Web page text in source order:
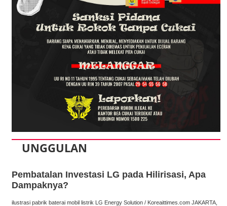
UNGGULAN
Pembatalan Investasi LG pada Hilirisasi, Apa
Dampaknya?
ilustrasi pabrik baterai mobil listrik LG Energy Solution / Koreaittimes.com JAKARTA,